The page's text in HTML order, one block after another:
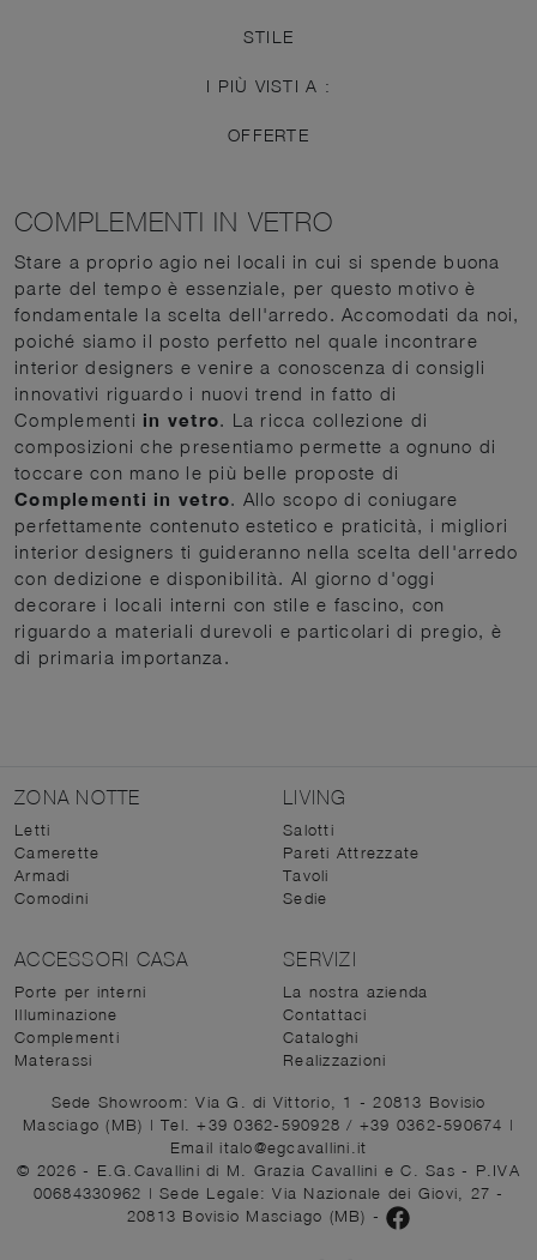
STILE
I PIÙ VISTI A :
OFFERTE
COMPLEMENTI IN VETRO
Stare a proprio agio nei locali in cui si spende buona
parte del tempo è essenziale, per questo motivo è
fondamentale la scelta dell'arredo. Accomodati da noi,
poiché siamo il posto perfetto nel quale incontrare
interior designers e venire a conoscenza di consigli
innovativi riguardo i nuovi trend in fatto di
Complementi in vetro. La ricca collezione di
composizioni che presentiamo permette a ognuno di
toccare con mano le più belle proposte di
Complementi in vetro. Allo scopo di coniugare
perfettamente contenuto estetico e praticità, i migliori
interior designers ti guideranno nella scelta dell'arredo
con dedizione e disponibilità. Al giorno d'oggi
decorare i locali interni con stile e fascino, con
riguardo a materiali durevoli e particolari di pregio, è
di primaria importanza.
ZONA NOTTE
Letti
Camerette
Armadi
Comodini
LIVING
Salotti
Pareti Attrezzate
Tavoli
Sedie
ACCESSORI CASA
Porte per interni
Illuminazione
Complementi
Materassi
SERVIZI
La nostra azienda
Contattaci
Cataloghi
Realizzazioni
Sede Showroom: Via G. di Vittorio, 1 - 20813 Bovisio
Masciago (MB) | Tel. +39 0362-590928/ +39 0362-590674 |
Email italo@egcavallini.it
© 2026 - E.G.Cavallini di M. Grazia Cavallini e C. Sas - P.IVA
00684330962 | Sede Legale: Via Nazionale dei Giovi, 27 -
20813 Bovisio Masciago (MB) -